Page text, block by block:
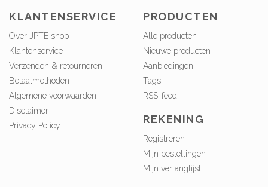
KLANTENSERVICE
Over JPTE shop
Klantenservice
Verzenden & retourneren
Betaalmethoden
Algemene voorwaarden
Disclaimer
Privacy Policy
PRODUCTEN
Alle producten
Nieuwe producten
Aanbiedingen
Tags
RSS-feed
REKENING
Registreren
Mijn bestellingen
Mijn verlanglijst